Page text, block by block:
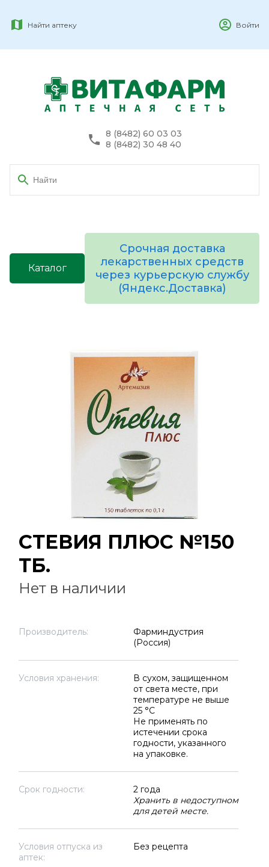
Найти аптеку Войти
8 (8482) 60 03 03
8 (8482) 30 48 40
Каталог
Срочная доставка
лекарственных средств
через курьерскую службу
(Яндекс.Доставка)
СТЕВИЯ ПЛЮС №150
ТБ.
Нет в наличии
Производитель:
Фарминдустрия
(Россия)
Условия хранения:
В сухом, защищенном
от света месте, при
температуре не выше
25 °C
Не применять по
истечении срока
годности, указанного
на упаковке.
Срок годности:
2 года
Хранить в недоступном
для детей месте.
Условия отпуска из
аптек:
Без рецепта